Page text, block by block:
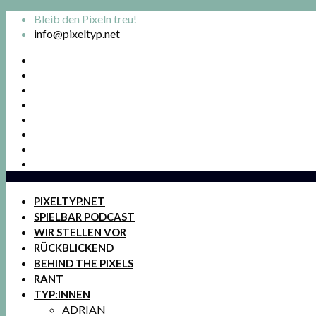
Bleib den Pixeln treu!
info@pixeltyp.net
PIXELTYP.NET
SPIELBAR PODCAST
WIR STELLEN VOR
RÜCKBLICKEND
BEHIND THE PIXELS
RANT
TYP:INNEN
ADRIAN